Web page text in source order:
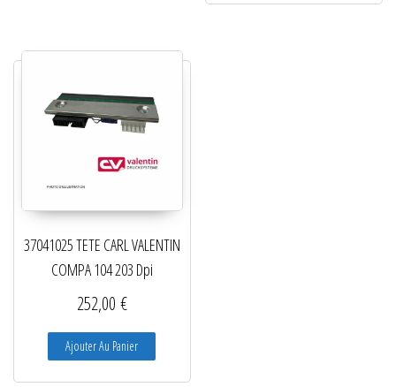
37041025 TETE CARL VALENTIN
COMPA 104 203 Dpi
252,00 €
Ajouter Au Panier